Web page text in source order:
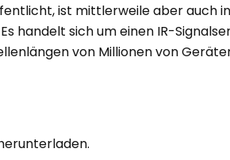
ist mittlerweile aber auch
handelt sich um einen IR-
von Millionen von